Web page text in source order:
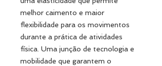
melhor caimento e maior
flexibilidade para os movimentos
durante a prática de atividades
física. Uma junção de tecnologia e
mobilidade que garantem o